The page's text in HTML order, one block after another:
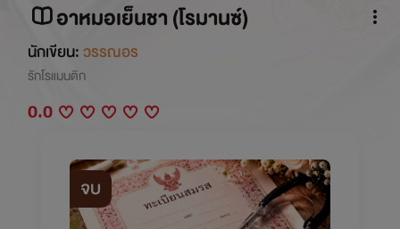
อาหมอเย็นชา (โรมานซ์)
นักเขียน: วรรณอร
รักโรแมนติก
0.0
จบ